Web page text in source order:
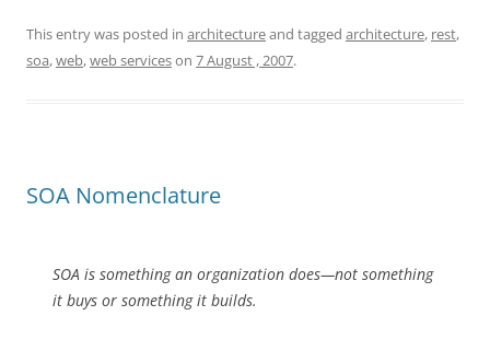
This entry was posted in architectureand tagged architecture, rest,
soa,web,web serviceson 7 August , 2007.
SOA Nomenclature
SOA is something an organization does—not something
it buys or something it builds.